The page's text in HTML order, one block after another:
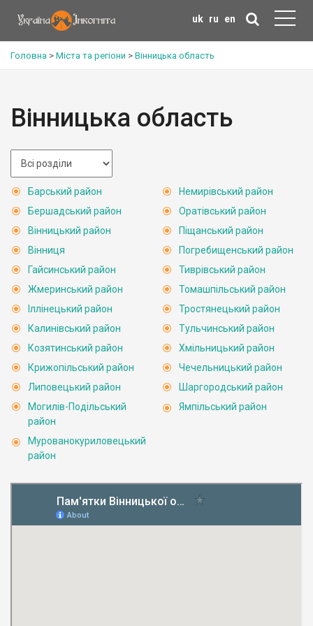
uk ru en
Головна > Міста та регіони > Вінницька область
Вінницька область
Барський район
Бершадський район
Вінницький район
Вінниця
Гайсинський район
Жмеринський район
Іллінецький район
Калинівський район
Козятинський район
Крижопільський район
Липовецький район
Могилів-Подільський
район
Мурованокуриловецький
район
Немирівський район
Оратівський район
Піщанський район
Погребищенський район
Тиврівський район
Томашпільський район
Тростянецький район
Тульчинський район
Хмільницький район
Чечельницький район
Шаргородський район
Ямпільський район